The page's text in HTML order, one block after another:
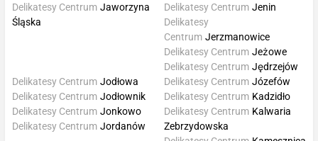
Delikatesy Centrum Jaworzyna
Śląska
Delikatesy Centrum Jenin
Delikatesy
Centrum Jerzmanowice
Delikatesy Centrum Jeżowe
Delikatesy Centrum Jędrzejów
Delikatesy Centrum Jodłowa
Delikatesy Centrum Jodłownik
Delikatesy Centrum Jonkowo
Delikatesy Centrum Jordanów
Delikatesy Centrum Józefów
Delikatesy Centrum Kadzidło
Delikatesy Centrum Kalwaria
Zebrzydowska